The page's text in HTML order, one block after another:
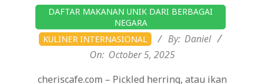
2025-
05
DAFTAR MAKANAN UNIK DARI BERBAGAI
NEGARA
KULINER INTERNASIONAL
By: Daniel
On: October 5, 2025
cheriscafe.com – Pickled herring, atau ikan